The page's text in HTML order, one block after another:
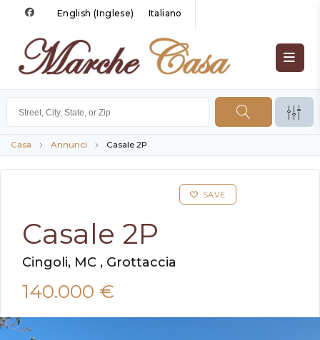
English (Inglese) Italiano
Casa Annunci Casale 2P
Casale 2P
Cingoli, MC , Grottaccia
SAVE
140.000 €